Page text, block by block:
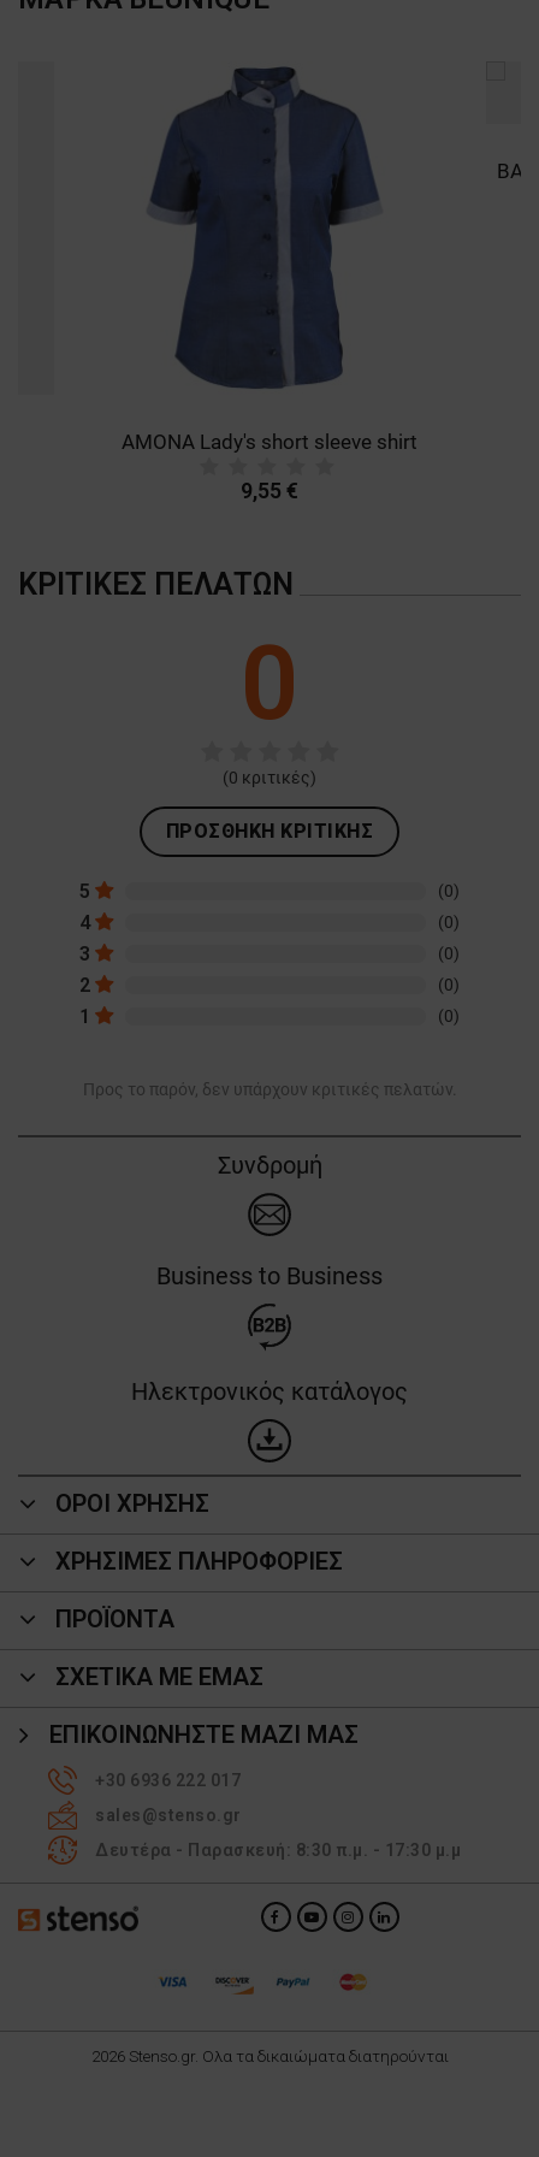
AMONA Lady's short sleeve shirt
9,55 €
ΚΡΙΤΙΚΈΣ ΠΕΛΑΤΏΝ
0
(0 κριτικές)
ΠΡΟΣΘΉΚΗ ΚΡΙΤΙΚΉΣ
5 (0)
4 (0)
3 (0)
2 (0)
1 (0)
Προς το παρόν, δεν υπάρχουν κριτικές πελατών.
Συνδρομή
Business to Business
Ηλεκτρονικός κατάλογος
ΟΡΟΙ ΧΡΗΣΗΣ
ΧΡΗΣΙΜΕΣ ΠΛΗΡΟΦΟΡΙΕΣ
ΠΡΟΪΌΝΤΑ
ΣΧΕΤΙΚΑ ΜΕ ΕΜΑΣ
ΕΠΙΚΟΙΝΩΝΉΣΤΕ ΜΑΖΊ ΜΑΣ
+30 6936 222 017
sales@stenso.gr
Δευτέρα - Παρασκευή: 8:30 π.μ. - 17:30 μ.μ
2026 Stenso.gr. Ολα τα δικαιώματα διατηρούνται